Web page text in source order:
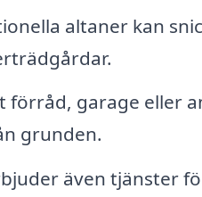
altaner kan
förråd, garage eller
grunden.
även tjänster